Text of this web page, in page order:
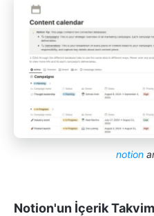
notion
Notion'un İçerik